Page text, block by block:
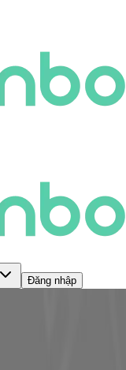
Đăng nhập